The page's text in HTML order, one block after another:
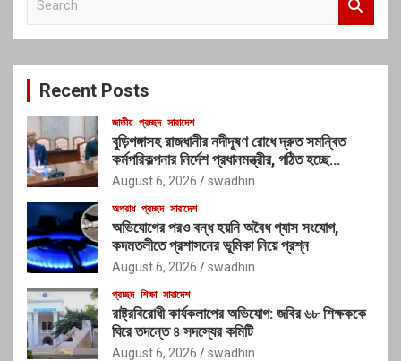
c
Recent Posts
জাতীয় প্রচ্ছদ সারাদেশ
বুড়িগঙ্গাসহ রাজধানীর নদীদূষণ রোধে দ্রুত সমন্বিত
কর্মপরিকল্পনার নির্দেশ প্রধানমন্ত্রীর, গঠিত হচ্ছে
আন্তঃসংস্থা সমন্বয় কমিটি
August 6, 2026 swadhin
অপরাধ প্রচ্ছদ সারাদেশ
অভিযোগের পরও বন্ধ হয়নি অবৈধ গ্যাস সংযোগ,
কদমতলীতে প্রশাসনের ভূমিকা নিয়ে প্রশ্ন
August 6, 2026 swadhin
প্রচ্ছদ শিক্ষা সারাদেশ
রাষ্ট্রবিরোধী কার্যকলাপের অভিযোগ: জবির ৬৮ শিক্ষককে
ঘিরে তদন্তে ৪ সদস্যের কমিটি
August 6, 2026 swadhin